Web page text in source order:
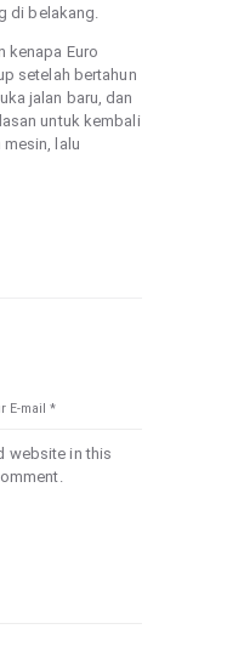
di belakang.
kenapa Euro
setelah bertahun
jalan baru, dan
untuk kembali
lalu
website in this